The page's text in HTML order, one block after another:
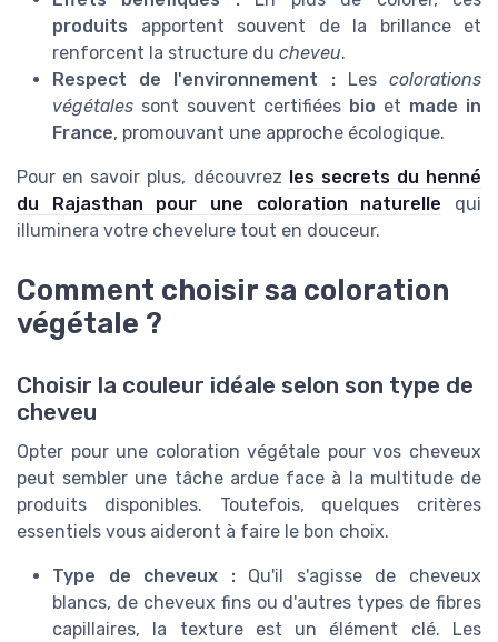
produits apportent souvent de la brillance et
renforcent la structure du cheveu.
Respect de l'environnement :Lescolorations
végétales sont souvent certifiées bio et made in
France, promouvant une approche écologique.
Pour en savoir plus, découvrez les secrets du henné
du Rajasthan pour une coloration naturelle qui
illuminera votre chevelure tout en douceur.
Comment choisir sa coloration
végétale ?
Choisir la couleur idéale selon son type de
cheveu
Opter pour une coloration végétale pour vos cheveux
peut sembler une tâche ardue face à la multitude de
produits disponibles. Toutefois, quelques critères
essentiels vous aideront à faire le bon choix.
Type de cheveux :Qu'il s'agisse de cheveux
blancs, de cheveux fins ou d'autres types de fibres
capillaires, la texture est un élément clé. Les